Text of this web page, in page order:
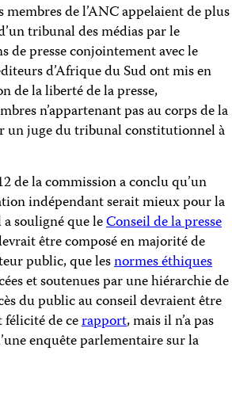
membres de l’ANC appelaient de plus
tribunal des médias par le
de presse conjointement avec le
d’Afrique du Sud ont mis en
de la liberté de la presse,
n’appartenant pas au corps de la
un juge du tribunal constitutionnel à
de la commission a conclu qu’un
indépendant serait mieux pour la
souligné que leConseil de la presse
être composé en majorité de
public, que lesnormes éthiques
et soutenues par une hiérarchie de
du public au conseil devraient être
félicité de cerapport, mais il n’a pas
enquête parlementaire sur la